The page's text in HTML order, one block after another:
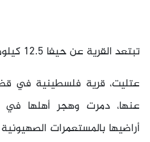
تبتعد القرية عن حيفا 12.5 كيلومتر.
أراضيها بالمستعمرات